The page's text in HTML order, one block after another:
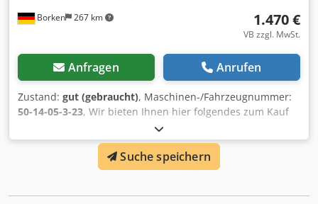
Borken 267 km 1.470 €
VB zzgl. MwSt.
Anfragen Anrufen
Zustand: gut (gebraucht), Maschinen-/Fahrzeugnummer:
50-14-05-3-23, Wir bieten Ihnen hier folgendes zum Kauf
an: Artikelnummer: 12878 Prince Technologies PrinCe 560
Kapillarzonenelektrophorese System Anschluesse:
Chjdpfju Eb D Hsx Ad Nea Stromnetz, HV-Kontrolle, Parallel
AnschlussA, Parallel Anschluss B, Psxh8M Reihen
Technische Daten: Injektionsmethode: Bis zu 650 min, in
Suche speichern